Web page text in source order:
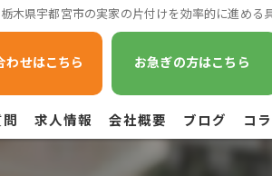
木県宇都宮市の実家の片付けを効率的に進める
わせはこちら お急ぎの方はこちら
求人情報 会社概要 ブログ コ